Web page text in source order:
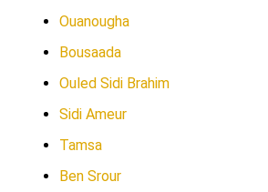
Ouanougha
Bousaada
Ouled Sidi Brahim
Sidi Ameur
Tamsa
Ben Srour